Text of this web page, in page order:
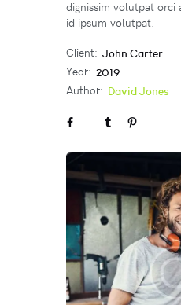
dignissim volutpat orci
id ipsum volutpat.
Client: John Carter
Year: 2019
Author: David Jones